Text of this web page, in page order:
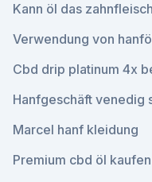
Kann öl das
Verwendung von
Cbd drip platinum 4x
Hanfgeschäft venedig
Marcel hanf kleidung
Premium cbd öl kaufen